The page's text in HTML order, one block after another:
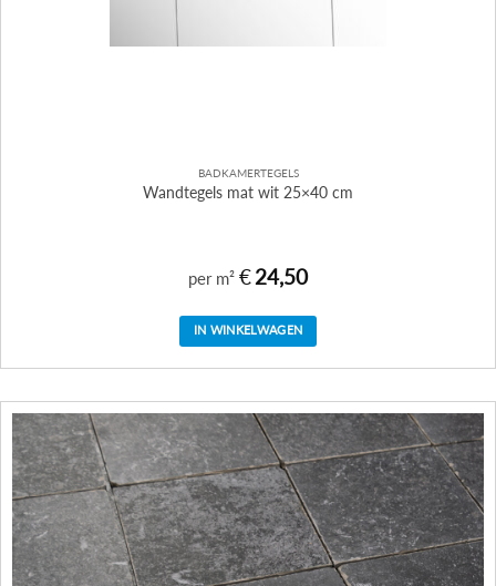
BADKAMERTEGELS
Wandtegels mat wit 25×40 cm
per m² €24,50
IN WINKELWAGEN